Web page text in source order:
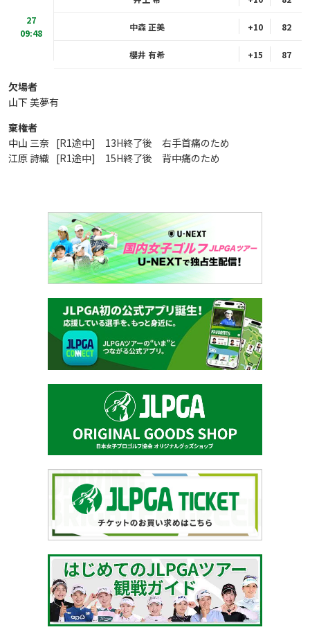
27
09:48
中森 正美 +10 82
櫻井 有希 +15 87
欠場者
山下 美夢有
棄権者
中山 三奈 [R1途中] 13H終了後 右手首痛のため
江原 詩織 [R1途中] 15H終了後 背中痛のため